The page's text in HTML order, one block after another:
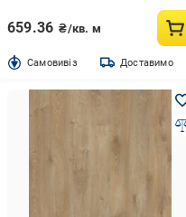
659.36 ₴/кв. м
Cамовивіз Доставимо